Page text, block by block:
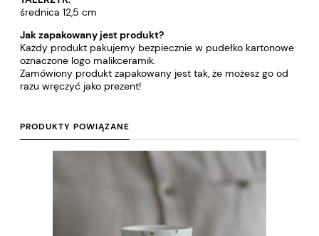
średnica 12,5 cm
Jak zapakowany jest produkt?
Każdy produkt pakujemy bezpiecznie w pudełko kartonowe
oznaczone logo malikceramik.
Zamówiony produkt zapakowany jest tak, że możesz go od
razu wręczyć jako prezent!
PRODUKTY POWIĄZANE